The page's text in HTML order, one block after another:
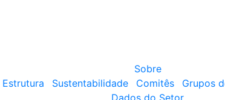
Sobre
Estrutura Sustentabilidade Comitês Grupos
Dados do Setor